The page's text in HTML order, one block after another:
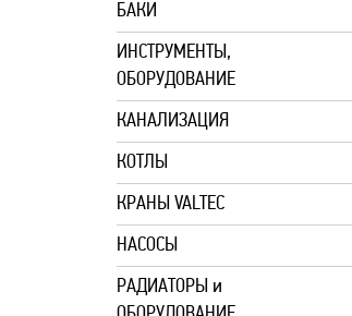
БАКИ
ИНСТРУМЕНТЫ,
ОБОРУДОВАНИЕ
КАНАЛИЗАЦИЯ
КОТЛЫ
КРАНЫ VALTEC
НАСОСЫ
РАДИАТОРЫ и